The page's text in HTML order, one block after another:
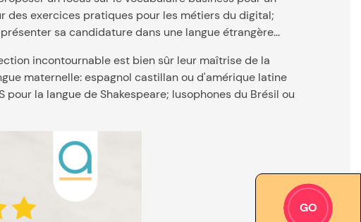
des exercices pratiques pour les métiers du digital;
sa candidature dans une langue étrangère...
incontournable est bien sûr leur maîtrise de la
maternelle: espagnol castillan ou d'amérique latine
la langue de Shakespeare; lusophones du Brésil ou
GO